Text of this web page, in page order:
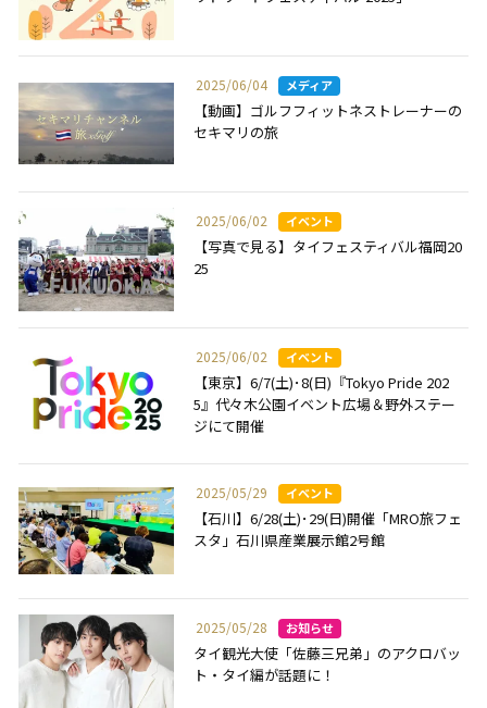
2025/06/04
【動画】ゴルフフィットネストレーナーの
セキマリの旅
2025/06/02
【写真で見る】タイフェスティバル福岡20
25
2025/06/02
【東京】6/7(土)･8(日)『Tokyo Pride 202
5』代々木公園イベント広場＆野外ステー
ジにて開催
2025/05/29
【石川】6/28(土)･29(日)開催「MRO旅フェ
スタ」石川県産業展示館2号館
2025/05/28
タイ観光大使「佐藤三兄弟」のアクロバッ
ト・タイ編が話題に！